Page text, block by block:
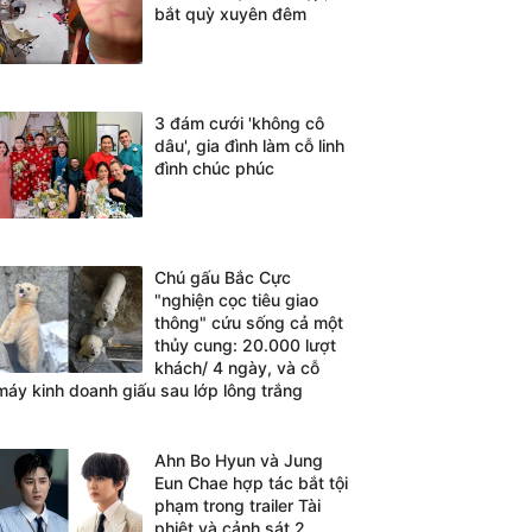
bắt quỳ xuyên đêm
3 đám cưới 'không cô
dâu', gia đình làm cỗ linh
đình chúc phúc
Chú gấu Bắc Cực
"nghiện cọc tiêu giao
thông" cứu sống cả một
thủy cung: 20.000 lượt
khách/ 4 ngày, và cỗ
kinh doanh giấu sau lớp lông trắng
Ahn Bo Hyun và Jung
Eun Chae hợp tác bắt tội
phạm trong trailer Tài
phiệt và cảnh sát 2